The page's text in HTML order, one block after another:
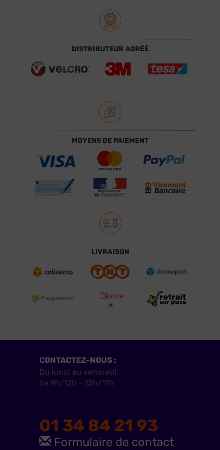
DISTRIBUTEUR AGRÉÉ
MOYENS DE PAIEMENT
LIVRAISON
CONTACTEZ-NOUS :
Du lundi au vendredi
de 9h/12h - 13h/17h
01 34 84 21 93
Formulaire de contact